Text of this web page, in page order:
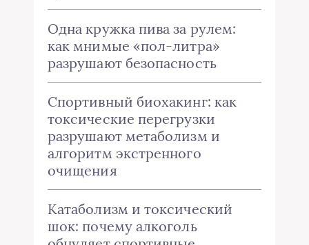
Одна кружка пива за рулем:
как мнимые «пол-литра»
разрушают безопасность
Спортивный биохакинг: как
токсические перегрузки
разрушают метаболизм и
алгоритм экстренного
очищения
Катаболизм и токсический
шок: почему алкоголь